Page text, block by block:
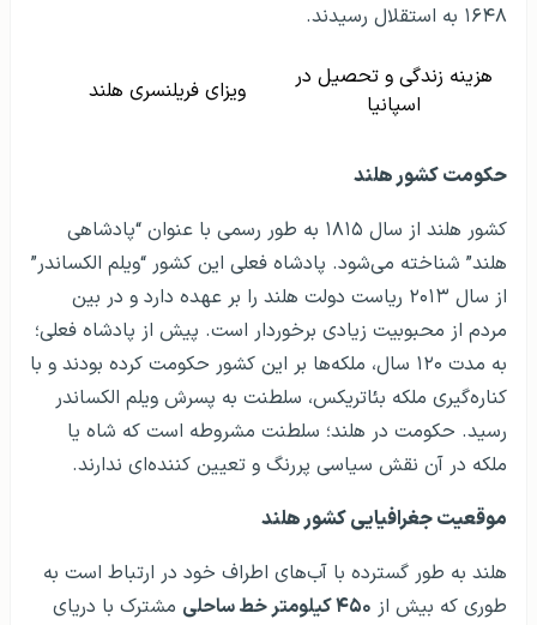
۱۶۴۸ به استقلال رسیدند.
هزینه زندگی و تحصیل در
اسپانیا
ویزای فریلنسری هلند
حکومت کشور هلند
کشور هلند از سال ۱۸۱۵ به طور رسمی با عنوان “پادشاهی
هلند” شناخته می‌شود. پادشاه فعلی این کشور “ویلم الکساندر”
از سال ۲۰۱۳ ریاست دولت هلند را بر عهده دارد و در بین
مردم از محبوبیت زیادی برخوردار است. پیش از پادشاه فعلی؛
به مدت ۱۲۰ سال، ملکه‌ها بر این کشور حکومت کرده‌ بودند و با
کناره‌گیری ملکه بئاتریکس، سلطنت به پسرش ویلم الکساندر
رسید. حکومت در هلند؛ سلطنت مشروطه است که شاه یا
ملکه در آن نقش سیاسی پررنگ و تعیین کننده‌ای ندارند.
موقعیت جغرافیایی کشور هلند
هلند به طور گسترده با آب‌های اطراف خود در ارتباط است به
طوری که بیش از ۴۵۰ کیلومتر خط ساحلی
مشترک با دریای